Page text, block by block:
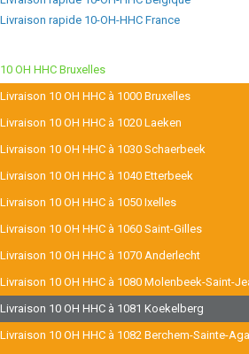
Livraison rapide 10-OH-HHC France
10 OH HHC Bruxelles
Livraison 10 OH HHC à 1000 Bruxelles
Livraison 10 OH HHC à 1020 Laeken
Livraison 10 OH HHC à 1030 Schaerbeek
Livraison 10 OH HHC à 1040 Etterbeek
Livraison 10 OH HHC à 1050 Ixelles
Livraison 10 OH HHC à 1060 Saint-Gilles
Livraison 10 OH HHC à 1070 Anderlecht
Livraison 10 OH HHC à 1080 Molenbeek-Saint-
Livraison 10 OH HHC à 1081 Koekelberg
Livraison 10 OH HHC à 1082 Berchem-Sainte-